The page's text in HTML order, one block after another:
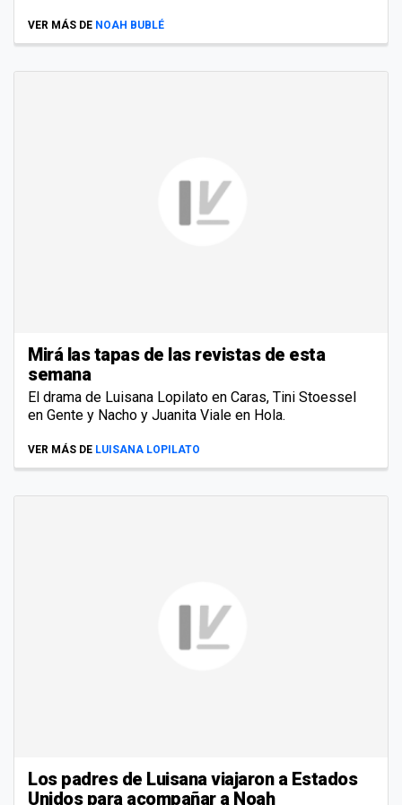
VER MÁS DE NOAH BUBLÉ
Mirá las tapas de las revistas de esta
semana
El drama de Luisana Lopilato en Caras, Tini Stoessel
en Gente y Nacho y Juanita Viale en Hola.
VER MÁS DE LUISANA LOPILATO
Los padres de Luisana viajaron a Estados
Unidos para acompañar a Noah